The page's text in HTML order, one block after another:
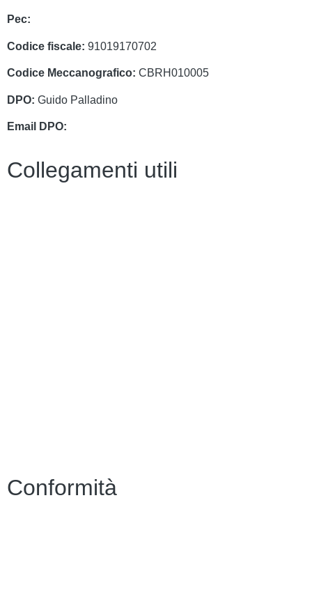
Pec:
Codice fiscale: 91019170702
Codice Meccanografico: CBRH010005
DPO: Guido Palladino
Email DPO:
Collegamenti utili
Conformità